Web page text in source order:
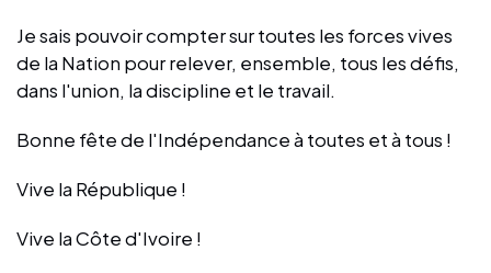
Je sais pouvoir compter sur toutes les forces vives
de la Nation pour relever, ensemble, tous les défis,
dans l'union, la discipline et le travail.
Bonne fête de l'Indépendance à toutes et à tous !
Vive la République !
Vive la Côte d'Ivoire !